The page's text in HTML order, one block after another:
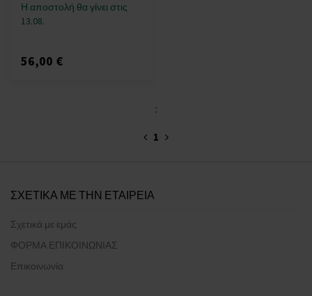
Η αποστολή θα γίνει στις
13.08.
56,00 €
:
1
ΣΧΕΤΙΚΑ ΜΕ ΤΗΝ ΕΤΑΙΡΕΙΑ
Σχετικά με εμάς
ΦΟΡΜΑ ΕΠΙΚΟΙΝΩΝΙΑΣ
Επικοινωνία